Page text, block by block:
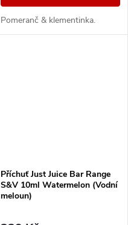
Pomeranč & klementinka.
Příchuť Just Juice Bar Range
S&V 10ml Watermelon (Vodní
meloun)